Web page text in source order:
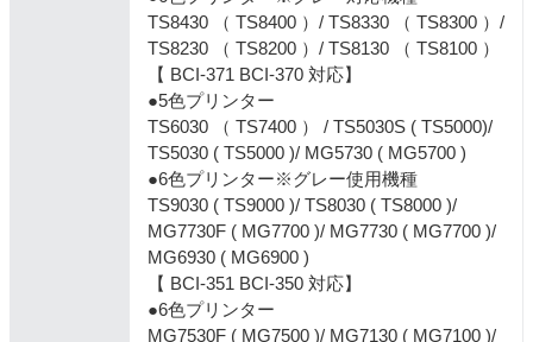
TS8430 （ TS8400 ）/ TS8330 （ TS8300 ）/
TS8230 （ TS8200 ）/ TS8130 （ TS8100 ）
【 BCI-371 BCI-370 対応】
●5色プリンター
TS6030 （ TS7400 ） / TS5030S ( TS5000)/
TS5030 ( TS5000 )/ MG5730 ( MG5700 )
●6色プリンター※グレー使用機種
TS9030 ( TS9000 )/ TS8030 ( TS8000 )/
MG7730F ( MG7700 )/ MG7730 ( MG7700 )/
MG6930 ( MG6900 )
【 BCI-351 BCI-350 対応】
●6色プリンター
MG7530F ( MG7500 )/ MG7130 ( MG7100 )/